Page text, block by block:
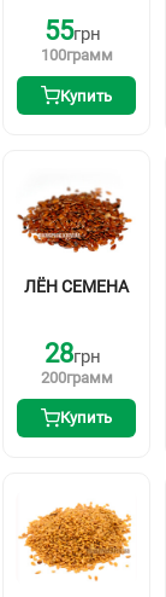
55грн
100грамм
Купить
ЛЁН СЕМЕНА
28грн
200грамм
Купить